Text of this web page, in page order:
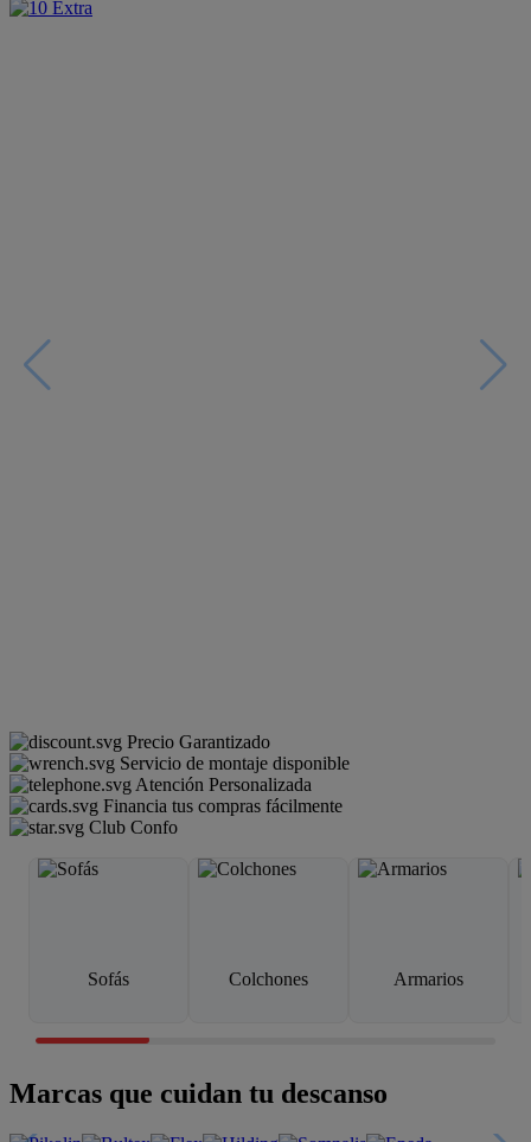
Precio Garantizado
Servicio de montaje disponible
Atención Personalizada
Financia tus compras fácilmente
Club Confo
Sofás Colchones Armarios
Marcas que cuidan tu descanso